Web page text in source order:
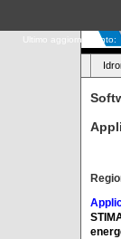
Ultimo aggiornamento: